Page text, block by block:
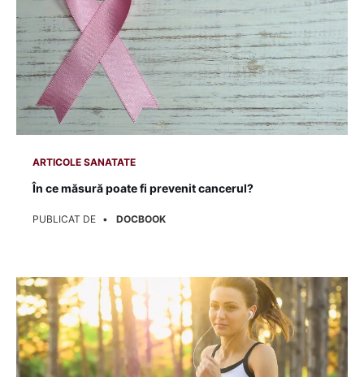
ARTICOLE SANATATE
Fumatul: cauză importantă pentru 14 tipuri de cancer!
PUBLICAT DE DOCBOOK